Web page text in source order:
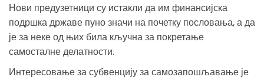
Нови предузетници су истакли да им финансијска
подршка државе пуно значи на почетку пословања, а да
је за неке од њих била кључна за покретање
самосталне делатности.
Интересовање за субвенцију за самозапошљавање је